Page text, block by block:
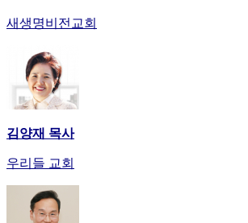
기
기
부
진
비
새생명비전교회
김양재 목사
우리들 교회